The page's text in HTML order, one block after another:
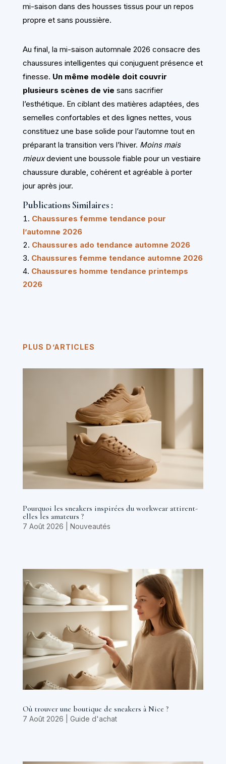
mi-saison dans des housses tissus pour un repos
propre et sans poussière.
Au final, la mi-saison automnale 2026 consacre des
chaussures intelligentes qui conjuguent présence et
finesse. Un même modèle doit couvrir
plusieurs scènes de vie sans sacrifier
l’esthétique. En ciblant des matières adaptées, des
semelles confortables et des lignes nettes, vous
constituez une base solide pour l’automne tout en
préparant la transition vers l’hiver. Moins mais
mieuxdevient une boussole fiable pour un vestiaire
chaussure durable, cohérent et agréable à porter
jour après jour.
Publications Similaires :
Chaussures femme tendance pour
l’automne 2026
Chaussures ado tendance automne 2026
Chaussures femme tendance automne 2026
Chaussures homme tendance printemps
2026
PLUS D’ARTICLES
Pourquoi les sneakers inspirées du workwear attirent-
elles les amateurs ?
7 Août 2026 Nouveautés
Où trouver une boutique de sneakers à Nice ?
7 Août 2026 Guide d'achat